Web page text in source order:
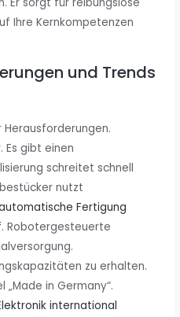
Ihre Kernkompetenzen
und Trends
Es gibt einen
schreitet schnell
nutzt
Fertigung
. Robotergesteuerte
zu erhalten.
in Germany“.
international